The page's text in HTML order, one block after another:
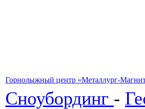
Горнолыжный центр «Металлург-
Сноубординг -